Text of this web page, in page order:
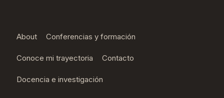
About Conferencias y formación
Conoce mi trayectoria Contacto
Docencia e investigación